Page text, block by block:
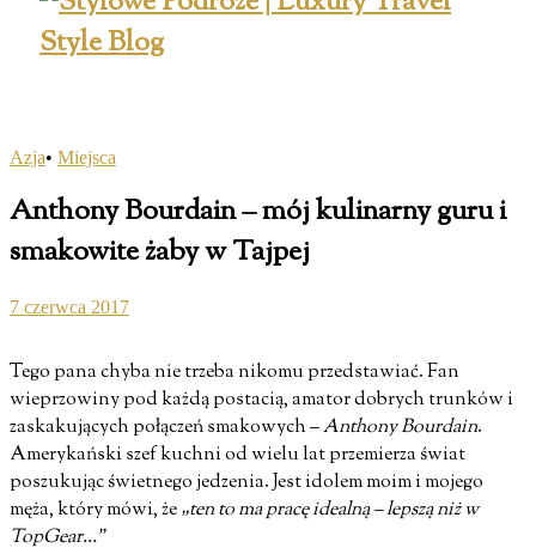
Azja• Miejsca
Anthony Bourdain – mój kulinarny guru i
smakowite żaby w Tajpej
7 czerwca 2017
Tego pana chyba nie trzeba nikomu przedstawiać. Fan
wieprzowiny pod każdą postacią, amator dobrych trunków i
zaskakujących połączeń smakowych –Anthony Bourdain.
Amerykański szef kuchni od wielu lat przemierza świat
poszukując świetnego jedzenia. Jest idolem moim i mojego
męża, który mówi, że„ten to ma pracę idealną – lepszą niż w
TopGear…”